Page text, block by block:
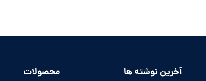
آخرین نوشته ها محصولات